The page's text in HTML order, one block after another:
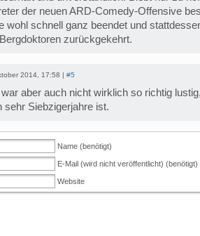
der neuen ARD-Comedy-Offensive
wohl schnell ganz beendet und
zurückgekehrt.
2014, 17:58 | #5
war aber auch nicht wirklich so richtig
sehr Siebzigerjahre ist.
Name (benötigt)
E-Mail (wird nicht veröffentlicht) (benötigt)
Website